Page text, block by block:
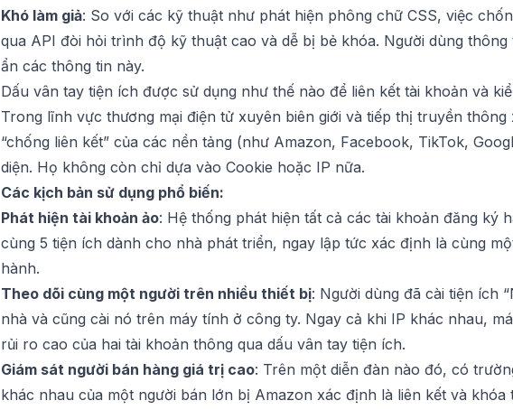
Khó làm giả: So với các kỹ thuật như phát hiện phông chữ CSS, việc
qua API đòi hỏi trình độ kỹ thuật cao và dễ bị bẻ khóa. Người dùng
ẩn các thông tin này.
Dấu vân tay tiện ích được sử dụng như thế nào để liên kết tài khoản và
Trong lĩnh vực thương mại điện tử xuyên biên giới và tiếp thị truyền
“chống liên kết” của các nền tảng (như Amazon, Facebook, TikTok,
diện. Họ không còn chỉ dựa vào Cookie hoặc IP nữa.
Các kịch bản sử dụng phổ biến:
Phát hiện tài khoản ảo: Hệ thống phát hiện tất cả các tài khoản đăng ký
cùng 5 tiện ích dành cho nhà phát triển, ngay lập tức xác định là cùng
hành.
Theo dõi cùng một người trên nhiều thiết bị: Người dùng đã cài tiện ích
nhà và cũng cài nó trên máy tính ở công ty. Ngay cả khi IP khác nhau,
rủi ro cao của hai tài khoản thông qua dấu vân tay tiện ích.
Giám sát người bán hàng giá trị cao: Trên một diễn đàn nào đó, có
khác nhau của một người bán lớn bị Amazon xác định là liên kết và